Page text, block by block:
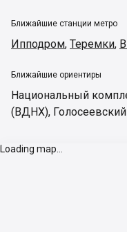
Ближайшие станции метро
Ипподром, Теремки,
Ближайшие ориентиры
Национальный
(ВДНХ),
Loading map...